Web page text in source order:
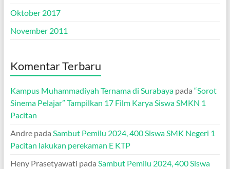
Oktober 2017
November 2011
Komentar Terbaru
Kampus Muhammadiyah Ternama di Surabayapada “Sorot
Sinema Pelajar” Tampilkan 17 Film Karya Siswa SMKN 1
Pacitan
Andrepada Sambut Pemilu 2024, 400 Siswa SMK Negeri 1
Pacitan lakukan perekaman E KTP
Heny Prasetyawati pada Sambut Pemilu 2024, 400 Siswa